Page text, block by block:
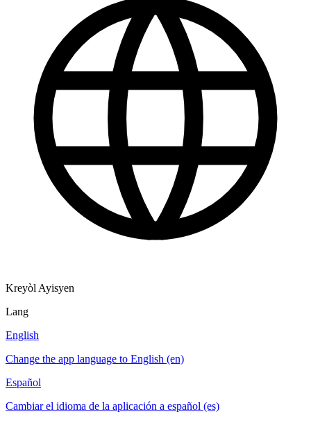
Kreyòl Ayisyen
Lang
English
Change the app language to English (en)
Español
Cambiar el idioma de la aplicación a español (es)